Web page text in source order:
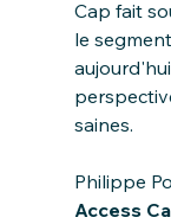
Cap fait
le
saines.
Philippe
Access